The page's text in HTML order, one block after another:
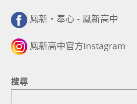
鳳新・奉心 - 鳳新高中
鳳新高中官方Instagram
搜尋